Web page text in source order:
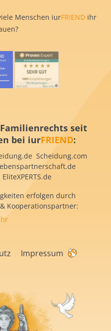
Menschen iurFRIEND ihr
seit
bei iurFRIEND:
Scheidung.com
erfolgen durch
Kooperationspartner:
Impressum